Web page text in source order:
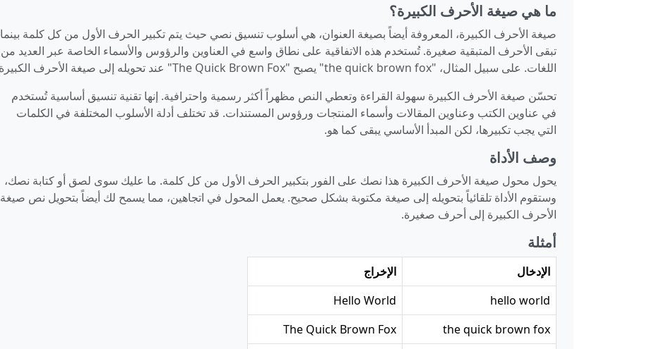
ما هي صيغة الأحرف الكبيرة؟
صيغة الأحرف الكبيرة، المعروفة أيضاً بصيغة العنوان، هي أسلوب تنسيق نصي حيث يتم تكبير الحرف الأول من كل كلمة بينما
تبقى الأحرف المتبقية صغيرة. تُستخدم هذه الاتفاقية على نطاق واسع في العناوين والرؤوس والأسماء الخاصة عبر العديد من
اللغات. على سبيل المثال، "the quick brown fox" يصبح "The Quick Brown Fox" عند تحويله إلى صيغة الأحرف الكبيرة.
تحسّن صيغة الأحرف الكبيرة سهولة القراءة وتعطي النص مظهراً أكثر رسمية واحترافية. إنها تقنية تنسيق أساسية تُستخدم
في عناوين الكتب وعناوين المقالات وأسماء المنتجات ورؤوس المستندات. قد تختلف أدلة الأسلوب المختلفة في الكلمات
التي يجب تكبيرها، لكن المبدأ الأساسي يبقى كما هو.
وصف الأداة
يحول محول صيغة الأحرف الكبيرة هذا نصك على الفور بتكبير الحرف الأول من كل كلمة. ما عليك سوى لصق أو كتابة نصك،
وستقوم الأداة تلقائياً بتحويله إلى صيغة مكتوبة بشكل صحيح. يعمل المحول في اتجاهين، مما يسمح لك أيضاً بتحويل نص صيغة
الأحرف الكبيرة إلى أحرف صغيرة.
أمثلة
الإدخال
الإخراج
hello world
Hello World
the quick brown fox
The Quick Brown Fox